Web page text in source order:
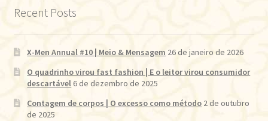
Recent Posts
X-Men Annual #10 | Meio & Mensagem 26 de janeiro de 2026
O quadrinho virou fast fashion | E o leitor virou consumidor
descartável 6 de dezembro de 2025
Contagem de corpos | O excesso como método 2 de outubro
de 2025